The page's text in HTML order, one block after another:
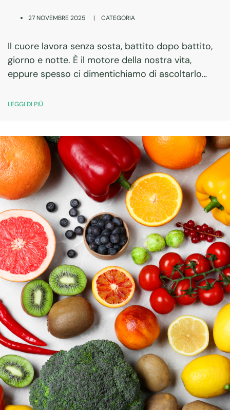
27 NOVEMBRE 2025 | CATEGORIA
Il cuore lavora senza sosta, battito dopo battito,
giorno e notte. È il motore della nostra vita,
eppure spesso ci dimentichiamo di ascoltarlo
la sua salute dipende anche dalle nostre…
LEGGI DI PIÙ